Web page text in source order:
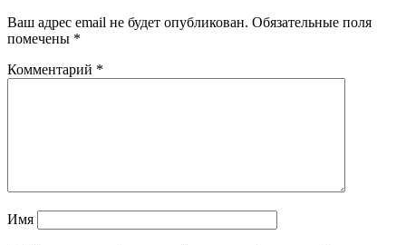
Ваш адрес email не будет опубликован. Обязательные поля
помечены *
Комментарий *
Имя